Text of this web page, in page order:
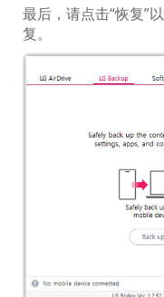
最后，请点击“恢复”
复。